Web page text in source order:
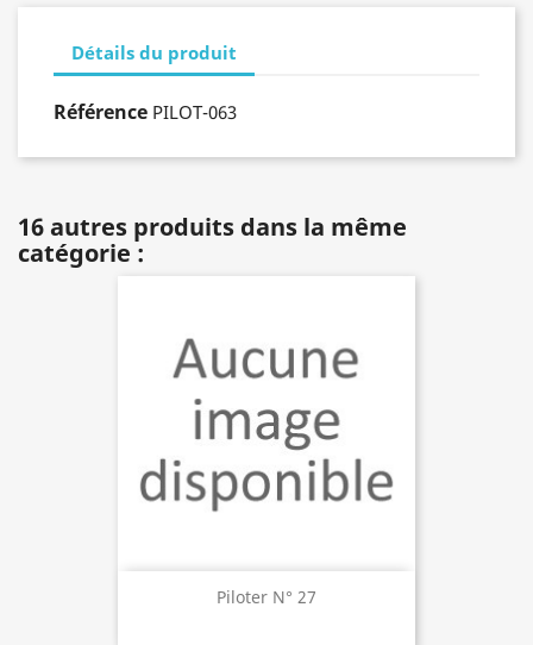
Détails du produit
Référence PILOT-063
16 autres produits dans la même
catégorie :
Piloter N° 27